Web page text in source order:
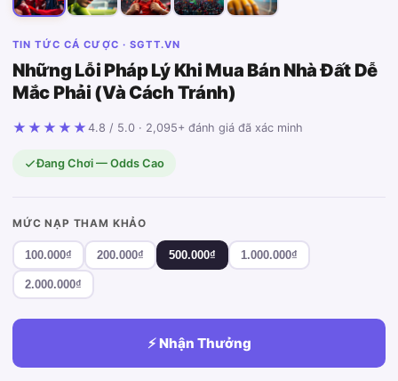
TIN TỨC CÁ CƯỢC · SGTT.VN
Những Lỗi Pháp Lý Khi Mua Bán Nhà Đất Dễ
Mắc Phải (Và Cách Tránh)
★★★★★ 4.8 / 5.0 · 2,095+ đánh giá đã xác minh
Đang Chơi — Odds Cao
MỨC NẠP THAM KHẢO
100.000₫ 200.000₫ 500.000₫ 1.000.000₫
2.000.000₫
⚡ Nhận Thưởng